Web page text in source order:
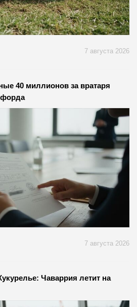
7 августа 2026
40 миллионов за вратаря
7 августа 2026
Чаваррия летит на